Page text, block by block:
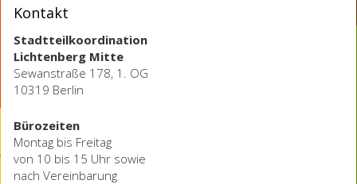
Kontakt
Stadtteilkoordination
Lichtenberg Mitte
Sewanstraße 178, 1. OG
10319 Berlin
Bürozeiten
Montag bis Freitag
von 10 bis 15 Uhr sowie
nach Vereinbarung